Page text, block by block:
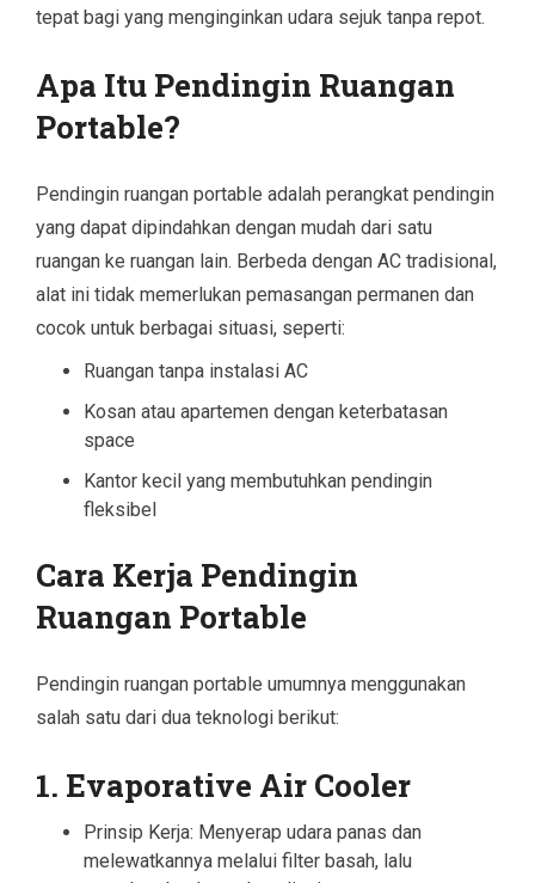
tepat bagi yang menginginkan udara sejuk tanpa repot.
Apa Itu Pendingin Ruangan
Portable?
Pendingin ruangan portable adalah perangkat pendingin
yang dapat dipindahkan dengan mudah dari satu
ruangan ke ruangan lain. Berbeda dengan AC tradisional,
alat ini tidak memerlukan pemasangan permanen dan
cocok untuk berbagai situasi, seperti:
Ruangan tanpa instalasi AC
Kosan atau apartemen dengan keterbatasan
space
Kantor kecil yang membutuhkan pendingin
fleksibel
Cara Kerja Pendingin
Ruangan Portable
Pendingin ruangan portable umumnya menggunakan
salah satu dari dua teknologi berikut:
1. Evaporative Air Cooler
Prinsip Kerja: Menyerap udara panas dan
melewatkannya melalui filter basah, lalu